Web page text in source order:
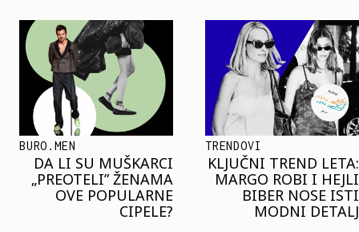
TRENDOVI
KLJUČNI TREND LETA:
MARGO ROBI I HEJLI
BIBER NOSE ISTI
MODNI DETALJ
SHOPPING
JOŠ JE RANO ZA JAKNE
– ALI U RESERVED JE
STIGAO MODEL KOJI
ĆE BITI VELIKI TREND